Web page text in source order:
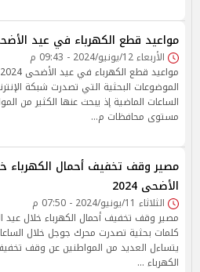
مواعيد قطع الكهرباء في عيد الأضحى
الأربعاء 12/يونيو/2024 - 09:43 م
الموضوعات البحثية التي تصدرت شبكة
الساعات الماضية إذ يبحث عنها الكثير من
مستوى محافظات م…
مصير وقف تخفيف أحمال الكهرباء
الأضحى 2024
الثلاثاء 11/يونيو/2024 - 07:50 م
كلمات بحثية تصدرت محرك جوجل خلال
يتساءل العديد من المواطنين عن وقف
الكهرباء …